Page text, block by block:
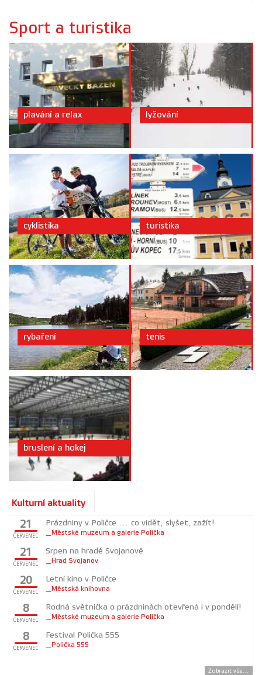
Sport a turistika
plavání a relax lyžování
cyklistika turistika
rybaření tenis
bruslení a hokej
Kulturní aktuality
21
ČERVENEC
Prázdniny v Poličce ... co vidět, slyšet, zažít!
_Městské muzeum a galerie Polička
21
ČERVENEC
Srpen na hradě Svojanově
_Hrad Svojanov
20
ČERVENEC
Letní kino v Poličce
_Městská knihovna
8
ČERVENEC
Rodná světnička o prázdninách otevřená i v pondělí!
_Městské muzeum a galerie Polička
8
ČERVENEC
Festival Polička 555
_Polička 555
Zobrazit vše...